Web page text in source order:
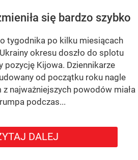
się bardzo szybko
tygodnika po kilku miesiącach
okresu doszło do splotu
pozycję Kijowa. Dziennikarze
od początku roku nagle
z najważniejszych powodów miała
podczas...
DALEJ